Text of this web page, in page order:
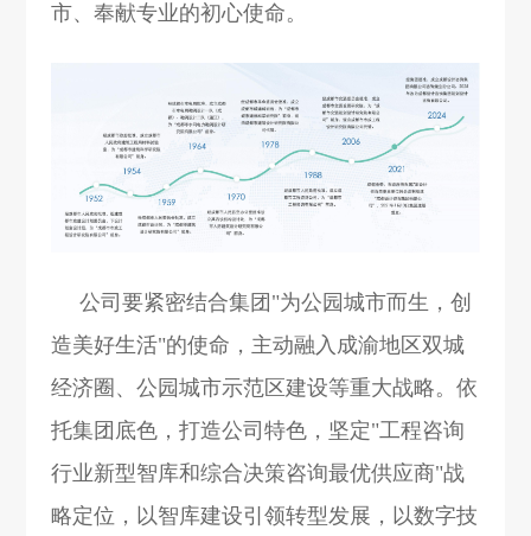
市、奉献专业的初心使命。
公司要紧密结合集团"为公园城市而生，创
造美好生活"的使命，主动融入成渝地区双城
经济圈、 公园城市示范区建设等重大战略。依
托集团底色，打造公司特色，坚定"工程咨询
行业新型智库和综合决策咨询最优供应商"战
略定位，以智库建设引领转型发展，以数字技